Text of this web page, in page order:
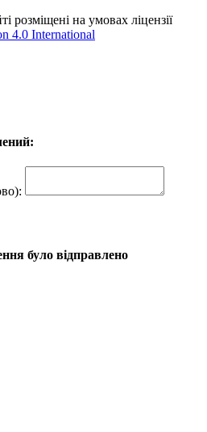
розміщені на умовах ліцензії
4.0 International
було відправлено